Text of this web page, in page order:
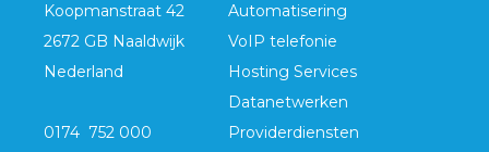
Koopmanstraat 42
2672 GB Naaldwijk
Nederland
0174 752 000
Automatisering
VoIP telefonie
Hosting Services
Datanetwerken
Providerdiensten